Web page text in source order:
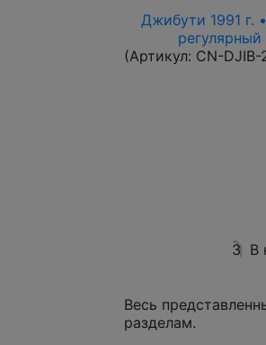
Джибути 1991 г.
(Артикул: CN-DJIB-
3 В
Весь
разделам.